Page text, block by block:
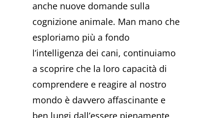
anche nuove domande sulla
cognizione animale. Man mano che
esploriamo più a fondo
l’intelligenza dei cani, continuiamo
a scoprire che la loro capacità di
comprendere e reagire al nostro
mondo è davvero affascinante e
ben lungi dall’essere pienamente